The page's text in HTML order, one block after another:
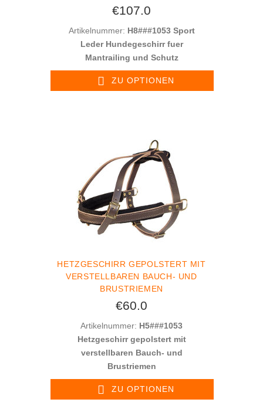
€107.0
Artikelnummer: H8###1053 Sport
Leder Hundegeschirr fuer
Mantrailing und Schutz
ZU OPTIONEN
HETZGESCHIRR GEPOLSTERT MIT
VERSTELLBAREN BAUCH- UND
BRUSTRIEMEN
€60.0
Artikelnummer: H5###1053
Hetzgeschirr gepolstert mit
verstellbaren Bauch- und
Brustriemen
ZU OPTIONEN